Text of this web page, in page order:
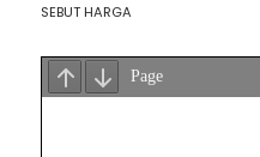
SEBUT HARGA